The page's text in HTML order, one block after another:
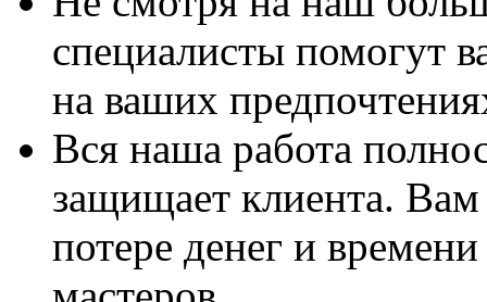
специалисты помогут
на ваших
Вся наша работа
защищает клиента. Вам
потере денег и